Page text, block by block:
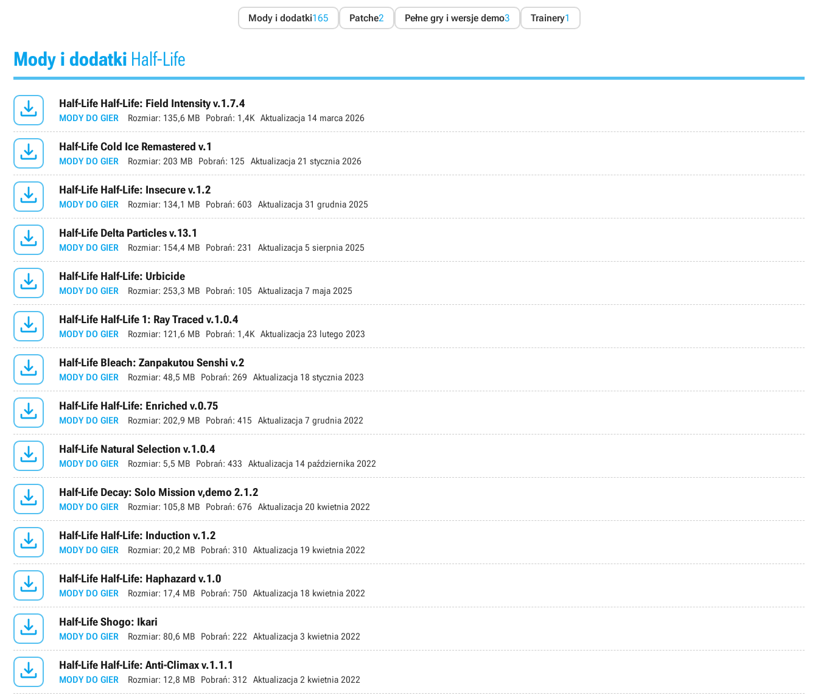
Mody i dodatki165 Patche2 Pełne gry i wersje demo3 Trainery1
Mody i dodatki Half-Life
 Half-Life Half-Life: Field Intensity v.1.7.4
MODY DO GIER Rozmiar: 135,6 MB Pobrań: 1,4K Aktualizacja 14 marca 2026
 Half-Life Cold Ice Remastered v.1
MODY DO GIER Rozmiar: 203 MB Pobrań: 125 Aktualizacja 21 stycznia 2026
 Half-Life Half-Life: Insecure v.1.2
MODY DO GIER Rozmiar: 134,1 MB Pobrań: 603 Aktualizacja 31 grudnia 2025
 Half-Life Delta Particles v.13.1
MODY DO GIER Rozmiar: 154,4 MB Pobrań: 231 Aktualizacja 5 sierpnia 2025
 Half-Life Half-Life: Urbicide
MODY DO GIER Rozmiar: 253,3 MB Pobrań: 105 Aktualizacja 7 maja 2025
 Half-Life Half-Life 1: Ray Traced v.1.0.4
MODY DO GIER Rozmiar: 121,6 MB Pobrań: 1,4K Aktualizacja 23 lutego 2023
 Half-Life Bleach: Zanpakutou Senshi v.2
MODY DO GIER Rozmiar: 48,5 MB Pobrań: 269 Aktualizacja 18 stycznia 2023
 Half-Life Half-Life: Enriched v.0.75
MODY DO GIER Rozmiar: 202,9 MB Pobrań: 415 Aktualizacja 7 grudnia 2022
 Half-Life Natural Selection v.1.0.4
MODY DO GIER Rozmiar: 5,5 MB Pobrań: 433 Aktualizacja 14 października 2022
 Half-Life Decay: Solo Mission v,demo 2.1.2
MODY DO GIER Rozmiar: 105,8 MB Pobrań: 676 Aktualizacja 20 kwietnia 2022
 Half-Life Half-Life: Induction v.1.2
MODY DO GIER Rozmiar: 20,2 MB Pobrań: 310 Aktualizacja 19 kwietnia 2022
 Half-Life Half-Life: Haphazard v.1.0
MODY DO GIER Rozmiar: 17,4 MB Pobrań: 750 Aktualizacja 18 kwietnia 2022
 Half-Life Shogo: Ikari
MODY DO GIER Rozmiar: 80,6 MB Pobrań: 222 Aktualizacja 3 kwietnia 2022
 Half-Life Half-Life: Anti-Climax v.1.1.1
MODY DO GIER Rozmiar: 12,8 MB Pobrań: 312 Aktualizacja 2 kwietnia 2022